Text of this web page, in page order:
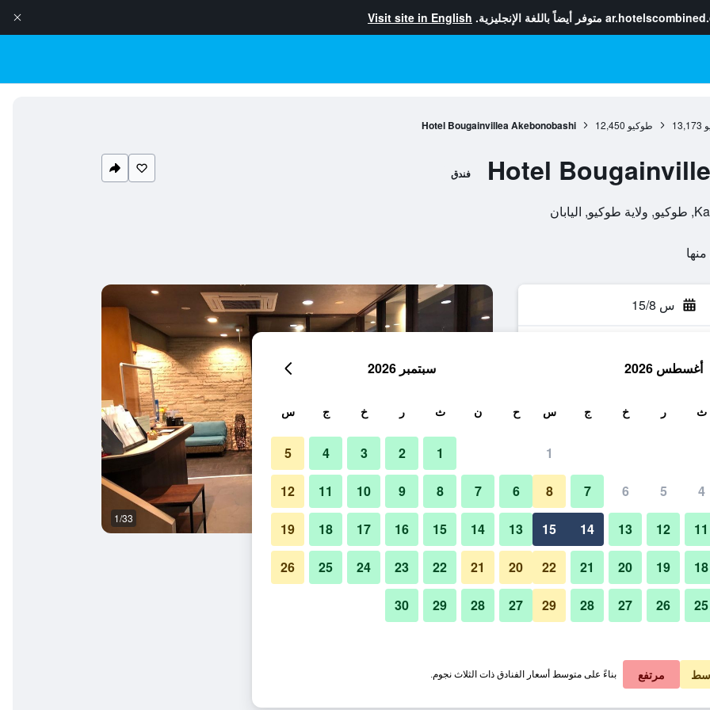
متوفر أيضاً باللغة الإنجليزية. Visit site in English
13,173 طوكيو 12,450
Hotel Bougainvillea Akebonobashi
Hotel فندق
س 15/8
عرض الأسعار
عرض الأسعار
أفضل طعام 1/33
صور لـ Hotel Bougainvillea Akebonobashi
أغسطس 2026
ث ر خ ج س
1
4
5
6
7
8
11
12
13
14
15
18
19
20
21
22
25
26
27
28
29
سبتمبر 2026
ح ن ث ر خ ج س
1
2
3
4
5
6
7
8
9
10
11
12
13
14
15
16
17
18
19
20
21
22
23
24
25
26
27
28
29
30
مرتفع بناءً على متوسط أسعار الفنادق ذات الثلاث نجوم.